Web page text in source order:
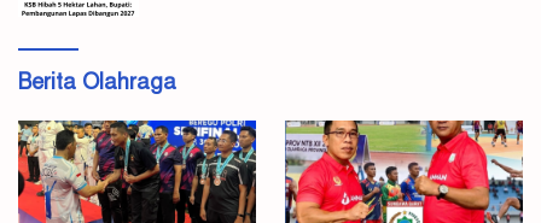
Berita Olahraga